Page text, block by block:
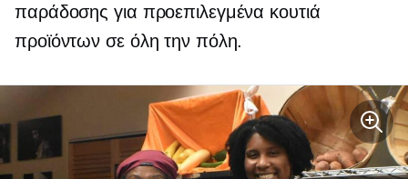
παράδοσης για προεπιλεγμένα κουτιά
προϊόντων σε όλη την πόλη.